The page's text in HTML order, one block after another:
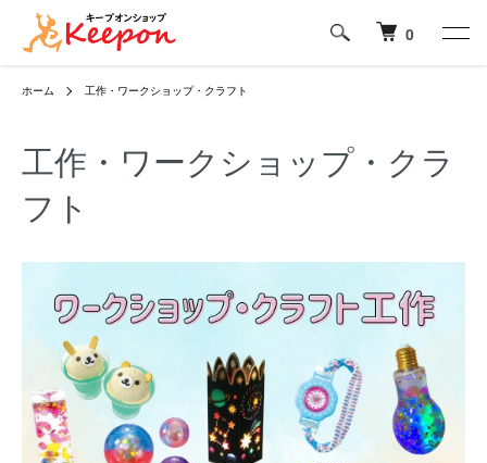
0
ホーム 工作・ワークショップ・クラフト
工作・ワークショップ・クラ
フト